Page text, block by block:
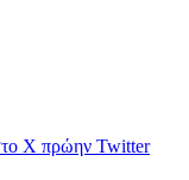
X πρώην Twitter